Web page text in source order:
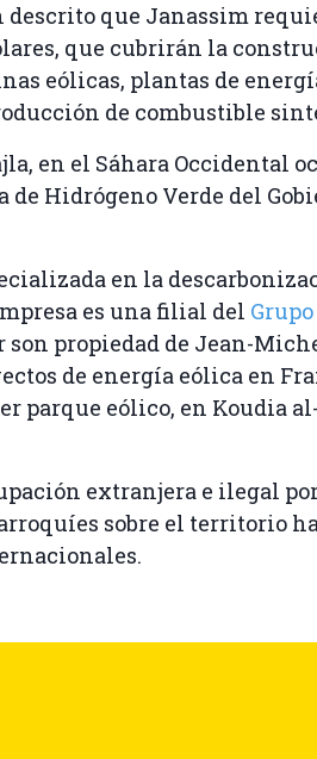
que Janassim
que cubrirán la
eólicas, plantas de
de combustible
en el Sáhara Occidental
de Hidrógeno Verde del
en la
es una filial del
son propiedad de Jean-
de energía eólica en
parque eólico, en Koudia
extranjera e ilegal
sobre el territorio